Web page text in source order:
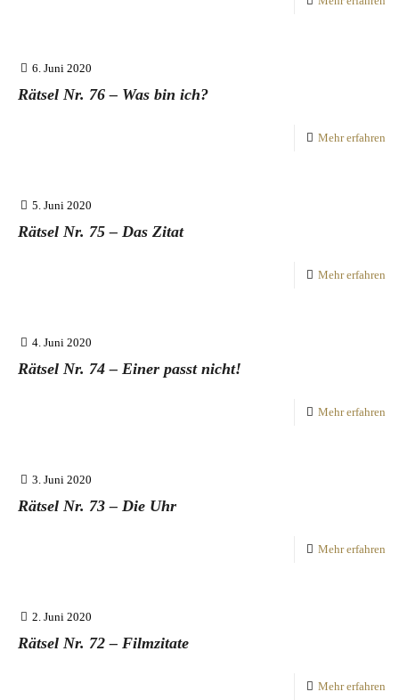
6. Juni 2020
Rätsel Nr. 76 – Was bin ich?
Mehr erfahren
5. Juni 2020
Rätsel Nr. 75 – Das Zitat
Mehr erfahren
4. Juni 2020
Rätsel Nr. 74 – Einer passt nicht!
Mehr erfahren
3. Juni 2020
Rätsel Nr. 73 – Die Uhr
Mehr erfahren
2. Juni 2020
Rätsel Nr. 72 – Filmzitate
Mehr erfahren